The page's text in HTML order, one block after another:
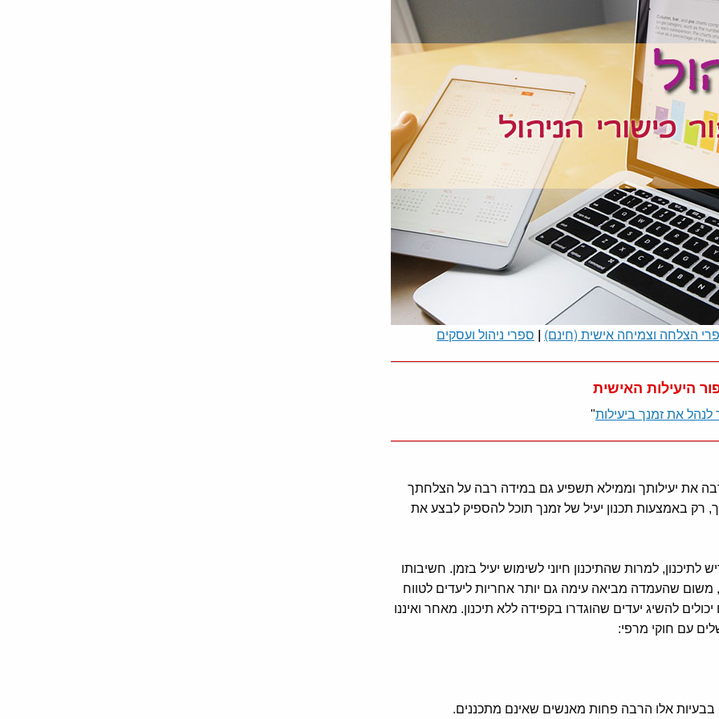
הצלחה וצמיחה אישית (חינם) | ספרי ניהול ועסקים
היעילות האישית
לנהל את זמנך ביעילות"
את יעילותך וממילא תשפיע גם במידה רבה על הצלחתך
באמצעות תכנון יעיל של זמנך תוכל להספיק לבצע את
למרות שהתיכנון חיוני לשימוש יעיל בזמן. חשיבותו
משום שהעמדה מביאה עימה גם יותר אחריות ליעדים לטווח
להשיג יעדים שהוגדרו בקפידה ללא תיכנון. מאחר ואיננו
עם חוקי מרפי:
אלו הרבה פחות מאנשים שאינם מתכננים.